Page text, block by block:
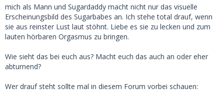
mich als Mann und Sugardaddy macht nicht nur das visuelle
Erscheinungsbild des Sugarbabes an. Ich stehe total drauf, wenn
sie aus reinster Lust laut stöhnt. Liebe es sie zu lecken und zum
lauten hörbaren Orgasmus zu bringen.
Wie sieht das bei euch aus? Macht euch das auch an oder eher
abturnend?
Wer drauf steht sollte mal in diesem Forum vorbei schauen: